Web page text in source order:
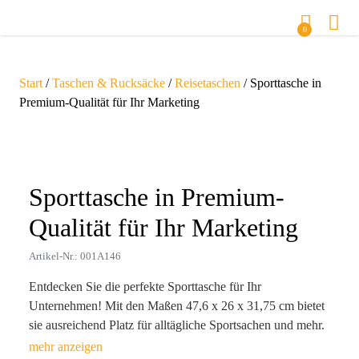
0
Start /Taschen & Rucksäcke /Reisetaschen / Sporttasche in
Premium-Qualität für Ihr Marketing
Sporttasche in Premium-
Qualität für Ihr Marketing
Artikel-Nr.: 001A146
Entdecken Sie die perfekte Sporttasche für Ihr
Unternehmen! Mit den Maßen 47,6 x 26 x 31,75 cm bietet
sie ausreichend Platz für alltägliche Sportsachen und mehr.
Das ansprechende hellbraune Design und die hochwertigen